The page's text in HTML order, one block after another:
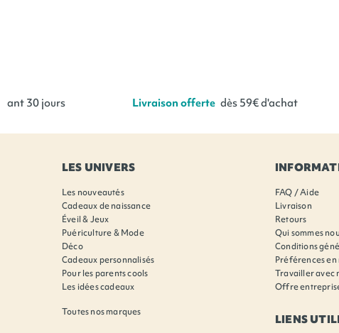
30 jours Livraison offerte dès 59€ d'achat
LES UNIVERS
Les nouveautés
Cadeaux de naissance
Éveil & Jeux
Puériculture & Mode
Déco
Cadeaux personnalisés
Pour les parents cools
Les idées cadeaux
Toutes nos marques
FAQ / Aide
Livraison
Retours
Qui sommes
Conditions
Préférences
Travailler avec
Offre
LIENS